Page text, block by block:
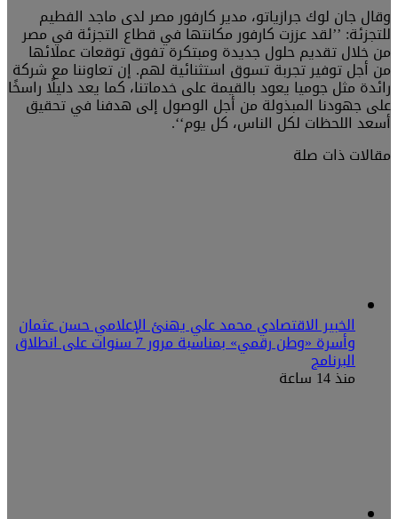
وقال جان لوك جرازياتو، مدير كارفور مصر لدى ماجد الفطيم
للتجزئة: ’’لقد عززت كارفور مكانتها في قطاع التجزئة في مصر
من خلال تقديم حلول جديدة ومبتكرة تفوق توقعات عملائها
من أجل توفير تجربة تسوق استثنائية لهم. إن تعاوننا مع شركة
رائدة مثل جوميا يعود بالقيمة على خدماتنا، كما يعد دليلًا راسخًا
على جهودنا المبذولة من أجل الوصول إلى هدفنا في تحقيق
أسعد اللحظات لكل الناس، كل يوم‘‘.
مقالات ذات صلة
الخبير الاقتصادي محمد علي يهنئ الإعلامي حسن عثمان
وأسرة «وطن رقمي» بمناسبة مرور 7 سنوات على انطلاق
البرنامج
منذ 14 ساعة